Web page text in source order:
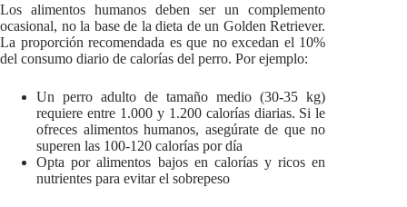
Los alimentos humanos deben ser un complemento
ocasional, no la base de la dieta de un Golden Retriever.
La proporción recomendada es que no excedan el 10%
del consumo diario de calorías del perro. Por ejemplo:
Un perro adulto de tamaño medio (30-35 kg)
requiere entre 1.000 y 1.200 calorías diarias. Si le
ofreces alimentos humanos, asegúrate de que no
superen las 100-120 calorías por día
Opta por alimentos bajos en calorías y ricos en
nutrientes para evitar el sobrepeso